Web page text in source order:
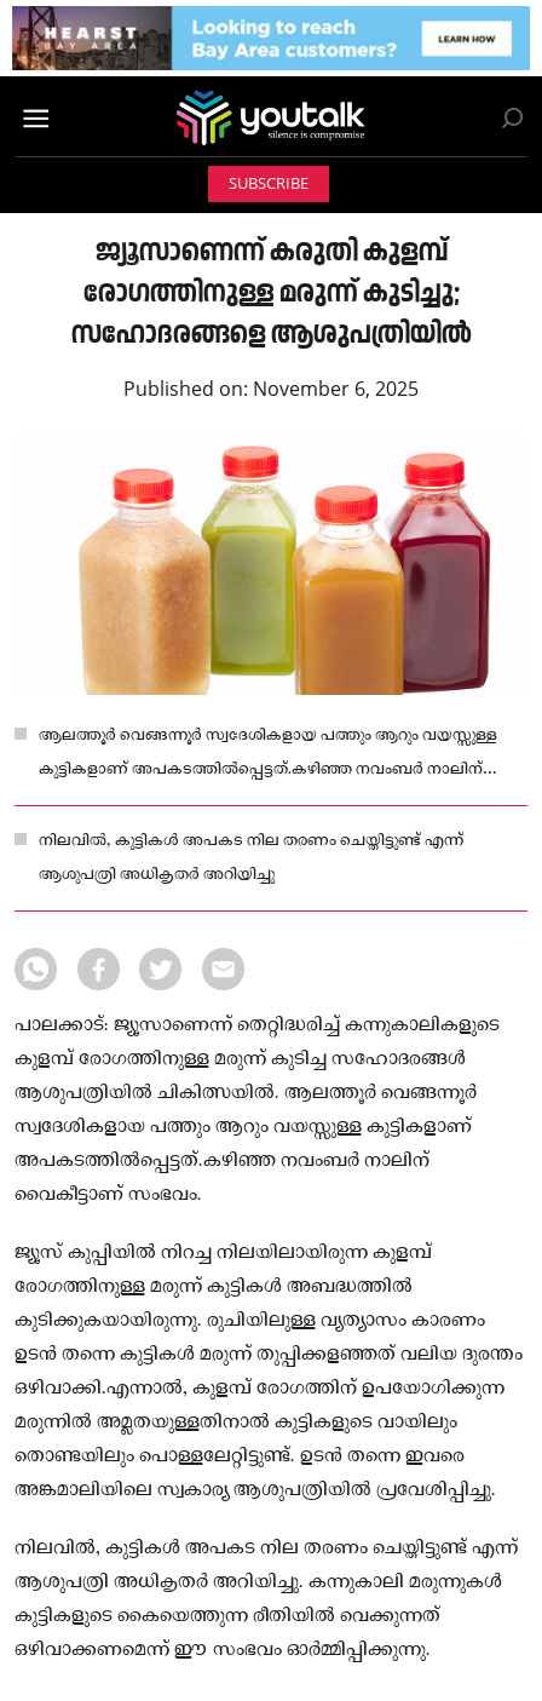
SUBSCRIBE
ജ്യൂസാണെന്ന് കരുതി കുളമ്പ്
രോഗത്തിനുള്ള മരുന്ന് കുടിച്ചു;
സഹോദരങ്ങളെ ആശുപത്രിയിൽ
Published on: November 6, 2025
ആലത്തൂർ വെങ്ങന്നൂർ സ്വദേശികളായ പത്തും ആറും വയസ്സുള്ള
കുട്ടികളാണ് അപകടത്തിൽപ്പെട്ടത്.കഴിഞ്ഞ നവംബർ നാലിന്
വൈകീട്ടാണ് സംഭവം.
നിലവിൽ, കുട്ടികൾ അപകട നില തരണം ചെയ്തിട്ടുണ്ട് എന്ന്
ആശുപത്രി അധികൃതർ അറിയിച്ചു
പാലക്കാട്: ജ്യൂസാണെന്ന് തെറ്റിദ്ധരിച്ച് കന്നുകാലികളുടെ
കുളമ്പ് രോഗത്തിനുള്ള മരുന്ന് കുടിച്ച സഹോദരങ്ങൾ
ആശുപത്രിയിൽ ചികിത്സയിൽ. ആലത്തൂർ വെങ്ങന്നൂർ
സ്വദേശികളായ പത്തും ആറും വയസ്സുള്ള കുട്ടികളാണ്
അപകടത്തിൽപ്പെട്ടത്.കഴിഞ്ഞ നവംബർ നാലിന്
വൈകീട്ടാണ് സംഭവം.
ജ്യൂസ് കുപ്പിയിൽ നിറച്ച നിലയിലായിരുന്ന കുളമ്പ്
രോഗത്തിനുള്ള മരുന്ന് കുട്ടികൾ അബദ്ധത്തിൽ
കുടിക്കുകയായിരുന്നു. രുചിയിലുള്ള വ്യത്യാസം കാരണം
ഉടൻ തന്നെ കുട്ടികൾ മരുന്ന് തുപ്പിക്കളഞ്ഞത് വലിയ ദുരന്തം
ഒഴിവാക്കി.എന്നാൽ, കുളമ്പ് രോഗത്തിന് ഉപയോഗിക്കുന്ന
മരുന്നിൽ അമ്ലതയുള്ളതിനാൽ കുട്ടികളുടെ വായിലും
തൊണ്ടയിലും പൊള്ളലേറ്റിട്ടുണ്ട്. ഉടൻ തന്നെ ഇവരെ
അങ്കമാലിയിലെ സ്വകാര്യ ആശുപത്രിയിൽ പ്രവേശിപ്പിച്ചു.
നിലവിൽ, കുട്ടികൾ അപകട നില തരണം ചെയ്തിട്ടുണ്ട് എന്ന്
ആശുപത്രി അധികൃതർ അറിയിച്ചു. കന്നുകാലി മരുന്നുകൾ
കുട്ടികളുടെ കൈയെത്തുന്ന രീതിയിൽ വെക്കുന്നത്
ഒഴിവാക്കണമെന്ന് ഈ സംഭവം ഓർമ്മിപ്പിക്കുന്നു.